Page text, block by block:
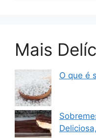
Mais
O que é